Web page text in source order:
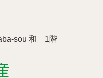
sou 和 1階